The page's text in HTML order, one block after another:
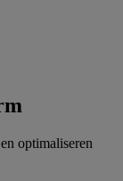
optimaliseren